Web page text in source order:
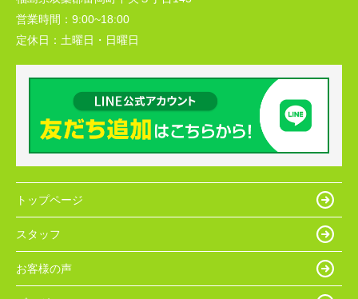
営業時間： 9:00~18:00
定休日： 土曜日・日曜日
トップページ
スタッフ
お客様の声